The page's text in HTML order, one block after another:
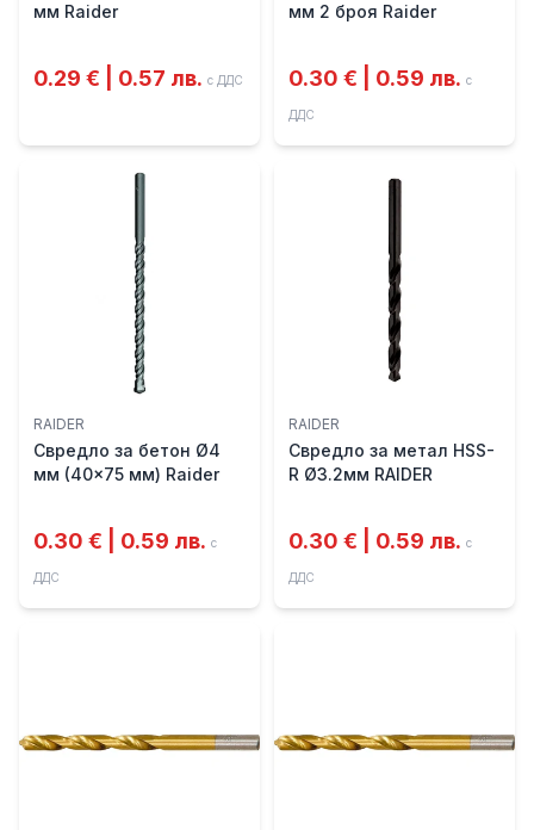
мм Raider
0.29 € | 0.57 лв. с ДДС
мм 2 броя Raider
0.30 € | 0.59 лв. с
ДДС
RAIDER
Свредло за бетон Ø4
мм (40x75 мм) Raider
0.30 € | 0.59 лв. с
ДДС
RAIDER
Свредло за метал HSS-
R Ø3.2мм RAIDER
0.30 € | 0.59 лв. с
ДДС